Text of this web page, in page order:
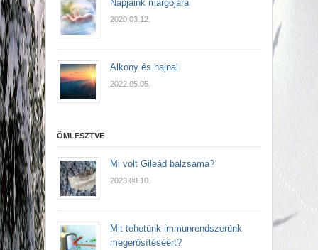
Napjaink margójára
2020.03.12.
Alkony és hajnal
2022.05.05.
ÖMLESZTVE
Mi volt Gileád balzsama?
2023.08.10.
Mit tehetünk immunrendszerünk
megerősítéséért?